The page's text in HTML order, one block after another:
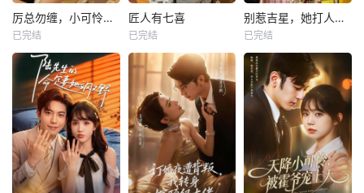
厉总勿缠，小可怜只想当厂妹
已完结
匠人有七喜
已完结
别惹吉星，她打人专打脸
已完结